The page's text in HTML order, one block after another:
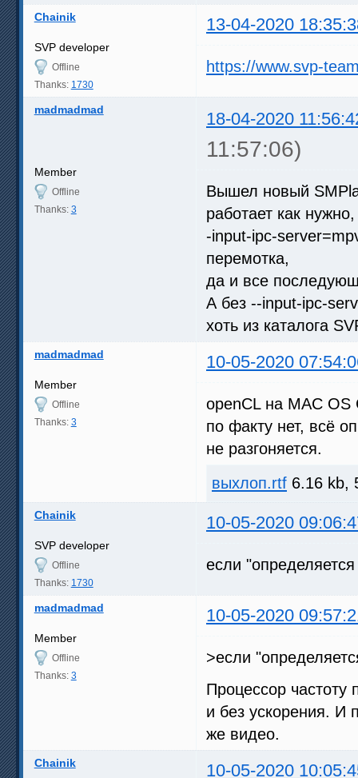
Chainik 13-04-2020
SVP developer
Offline
Thanks: 1730
https://www.svp-
madmadmad 18-04-2020
11:57:06)
Member
Offline
Thanks: 3
Вышел новый
работает как
-input-ipc-
перемотка,
да и все
А без --input-ipc-
хоть из каталога
madmadmad 10-05-2020
Member
Offline
Thanks: 3
openCL на MAC OS
по факту нет, всё
не разгоняется.
выхлоп.rtf 6.16 kb,
Chainik 10-05-2020
SVP developer
Offline
Thanks: 1730
если
madmadmad 10-05-2020
Member
Offline
Thanks: 3
>если
Процессор частоту
и без ускорения. И
же видео.
Chainik 10-05-2020